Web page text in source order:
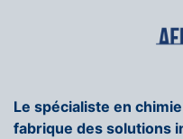
Le spécialiste en
fabrique des solutions